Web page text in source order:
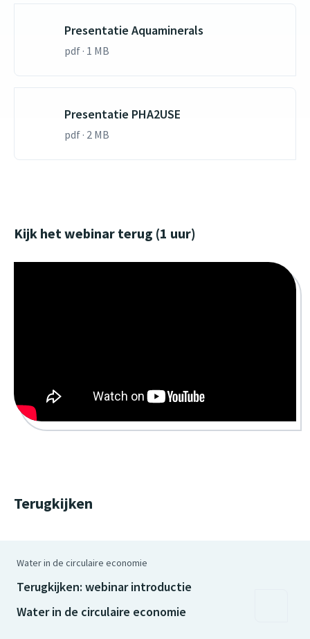
Presentatie Aquaminerals
pdf · 1 MB
Presentatie PHA2USE
pdf · 2 MB
Kijk het webinar terug (1 uur)
Terugkijken
Water in de circulaire economie
Terugkijken: webinar introductie
Water in de circulaire economie